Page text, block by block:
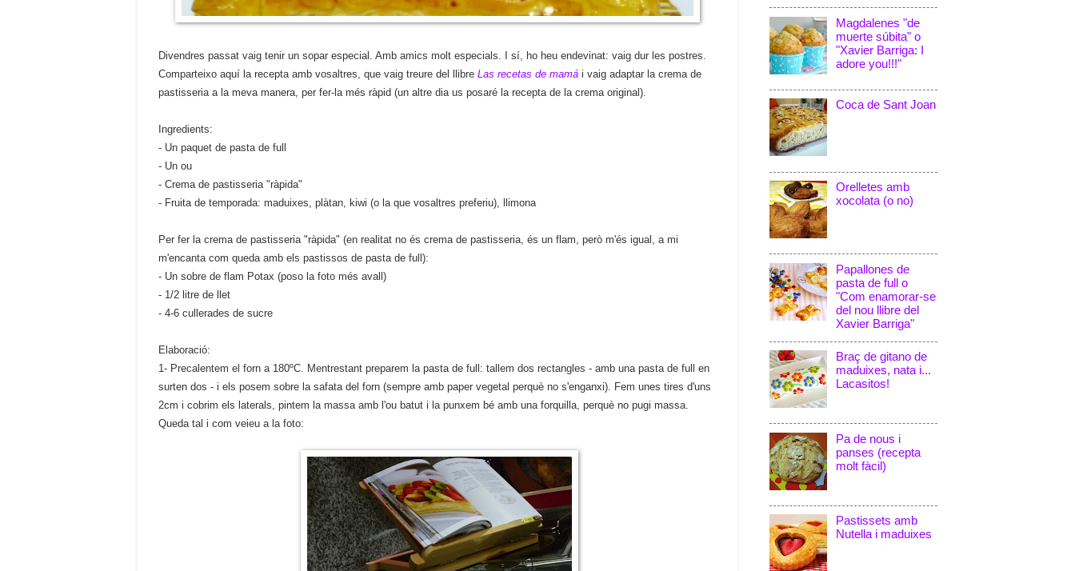
Divendres passat vaig tenir un sopar especial. Amb amics molt especials. I sí, ho heu endevinat: vaig dur les postres.
Comparteixo aquí la recepta amb vosaltres, que vaig treure del llibre Las recetas de mamá i vaig adaptar la crema de
pastisseria a la meva manera, per fer-la més ràpid (un altre dia us posaré la recepta de la crema original).
Ingredients:
- Un paquet de pasta de full
- Un ou
- Crema de pastisseria "ràpida"
- Fruita de temporada: maduixes, plàtan, kiwi (o la que vosaltres preferiu), llimona
Per fer la crema de pastisseria "ràpida" (en realitat no és crema de pastisseria, és un flam, però m'és igual, a mi
m'encanta com queda amb els pastissos de pasta de full):
- Un sobre de flam Potax (poso la foto més avall)
- 1/2 litre de llet
- 4-6 cullerades de sucre
Elaboració:
1- Precalentem el forn a 180ºC. Mentrestant preparem la pasta de full: tallem dos rectangles - amb una pasta de full en
surten dos - i els posem sobre la safata del forn (sempre amb paper vegetal perquè no s'enganxi). Fem unes tires d'uns
2cm i cobrim els laterals, pintem la massa amb l'ou batut i la punxem bé amb una forquilla, perquè no pugi massa.
Queda tal i com veieu a la foto:
Magdalenes "de
muerte súbita" o
"Xavier Barriga: I
adore you!!!"
Coca de Sant Joan
Orelletes amb
xocolata (o no)
Papallones de
pasta de full o
"Com enamorar-se
del nou llibre del
Xavier Barriga"
Braç de gitano de
maduixes, nata i...
Lacasitos!
Pa de nous i
panses (recepta
molt fàcil)
Pastissets amb
Nutella i maduixes